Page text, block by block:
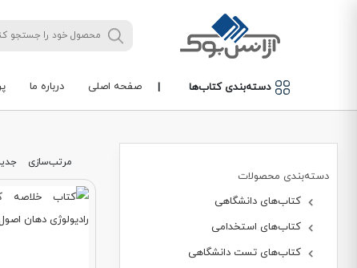
دسته‌بندی کتاب‌ها | صفحه اصلی درباره ما
دسته‌بندی محصولات
کتاب‌های دانشگاهی
کتاب‌های استخدامی
کتاب‌های تست دانشگاهی
مرتب‌سازی